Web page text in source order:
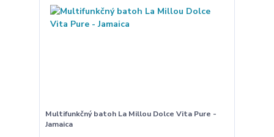
Multifunkčný batoh La Millou Dolce Vita Pure -
Jamaica